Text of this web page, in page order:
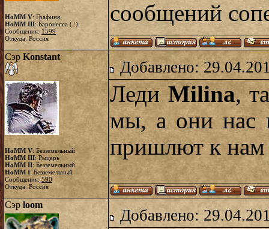
HoMM V: Графиня
HoMM III: Баронесса (2)
Сообщения: 1599
Откуда: Россия
сообщений
Сэр Konstant
HoMM V: Безземельный
HoMM III: Рыцарь
HoMM II: Безземельный
HoMM I: Безземельный
Сообщения: 590
Откуда: Россия
Добавлено:
ЛедиMilina,
мы, а они нас
пришлют к
Сэр loom
Добавлено: